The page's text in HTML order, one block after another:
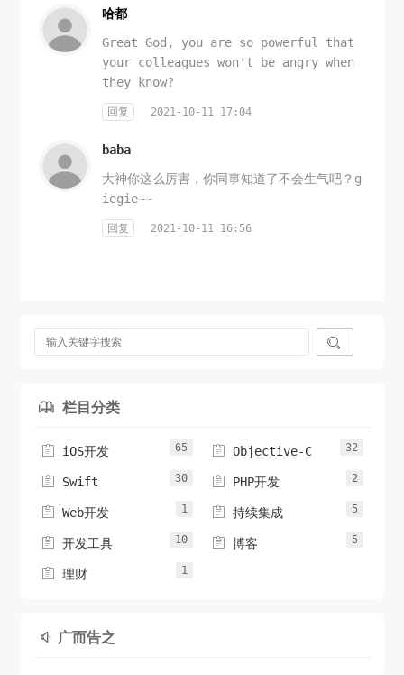
哈都
Great God, you are so powerful that
your colleagues won't be angry when
they know?
回复 2021-10-11 17:04
baba
大神你这么厉害，你同事知道了不会生气吧？g
iegie~~
回复 2021-10-11 16:56

 栏目分类
 iOS开发 65  Objective-C 32
 Swift 30  PHP开发 2
 Web开发 1  持续集成 5
 开发工具 10  博客 5
 理财 1
 广而告之